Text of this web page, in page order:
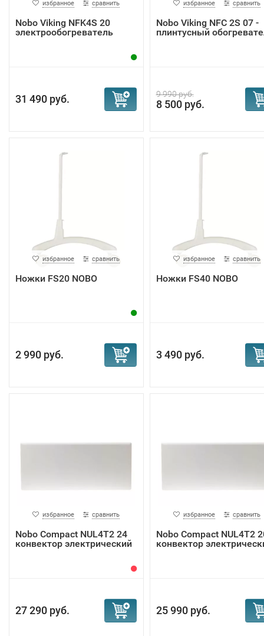
избранное сравнить
Nobo Viking NFK4S 20
электрообогреватель
31 490 руб.
избранное сравнить
Nobo Viking NFС 2S 07 -
плинтусный
9 990 руб.
8 500 руб.
избранное сравнить
Ножки FS20 NOBO
2 990 руб.
избранное сравнить
Ножки FS40 NOBO
3 490 руб.
избранное сравнить
Nobo Compact NUL4T2 24
конвектор электрический
27 290 руб.
избранное сравнить
Nobo Compact NUL4T2
конвектор
25 990 руб.